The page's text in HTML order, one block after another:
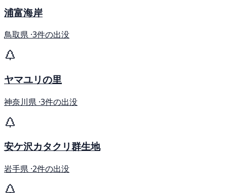
浦富海岸
鳥取県 ·3件の出没
ヤマユリの里
神奈川県 ·3件の出没
安ケ沢カタクリ群生地
岩手県 ·2件の出没